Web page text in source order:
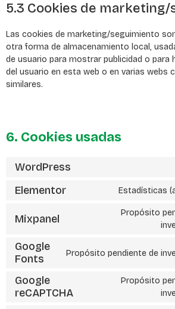
5.3 Cookies de
Las cookies de marketing/seguimiento
otra forma de almacenamiento local,
de usuario para mostrar publicidad o para
del usuario en esta web o en varias webs
similares.
6. Cookies usadas
WordPress
Elementor Estadísticas
Mixpanel
Propósito
Google
Fonts
Propósito pendiente de
Google
reCAPTCHA
Propósito